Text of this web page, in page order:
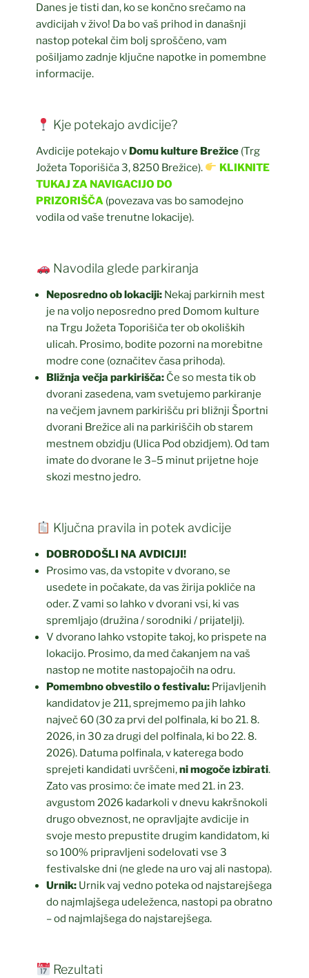
Danes je tisti dan, ko se končno srečamo na
avdicijah v živo! Da bo vaš prihod in današnji
nastop potekal čim bolj sproščeno, vam
pošiljamo zadnje ključne napotke in pomembne
informacije.
Kje potekajo avdicije?
Avdicije potekajo v Domu kulture Brežice (Trg
Jožeta Toporišiča 3, 8250 Brežice).
KLIKNITE
TUKAJ ZA NAVIGACIJO DO
PRIZORIŠČA (povezava vas bo samodejno
vodila od vaše trenutne lokacije).
Navodila glede parkiranja
Neposredno ob lokaciji: Nekaj parkirnih mest
je na voljo neposredno pred Domom kulture
na Trgu Jožeta Toporišiča ter ob okoliških
ulicah. Prosimo, bodite pozorni na morebitne
modre cone (označitev časa prihoda).
Bližnja večja parkirišča: Če so mesta tik ob
dvorani zasedena, vam svetujemo parkiranje
na večjem javnem parkirišču pri bližnji Športni
dvorani Brežice ali na parkiriščih ob starem
mestnem obzidju (Ulica Pod obzidjem). Od tam
imate do dvorane le 3–5 minut prijetne hoje
skozi mestno jedro.
Ključna pravila in potek avdicije
DOBRODOŠLI NA AVDICIJI!
Prosimo vas, da vstopite v dvorano, se
usedete in počakate, da vas žirija pokliče na
oder. Z vami so lahko v dvorani vsi, ki vas
spremljajo (družina / sorodniki / prijatelji).
V dvorano lahko vstopite takoj, ko prispete na
lokacijo. Prosimo, da med čakanjem na vaš
nastop ne motite nastopajočih na odru.
Pomembno obvestilo o festivalu: Prijavljenih
kandidatov je 211, sprejmemo pa jih lahko
največ 60 (30 za prvi del polfinala, ki bo 21. 8.
2026, in 30 za drugi del polfinala, ki bo 22. 8.
2026). Datuma polfinala, v katerega bodo
sprejeti kandidati uvrščeni,ni mogoče izbirati.
Zato vas prosimo: če imate med 21. in 23.
avgustom 2026 kadarkoli v dnevu kakršnokoli
drugo obveznost, ne opravljajte avdicije in
svoje mesto prepustite drugim kandidatom, ki
so 100% pripravljeni sodelovati vse 3
festivalske dni (ne glede na uro vaj ali nastopa).
Urnik: Urnik vaj vedno poteka od najstarejšega
do najmlajšega udeleženca, nastopi pa obratno
– od najmlajšega do najstarejšega.
Rezultati